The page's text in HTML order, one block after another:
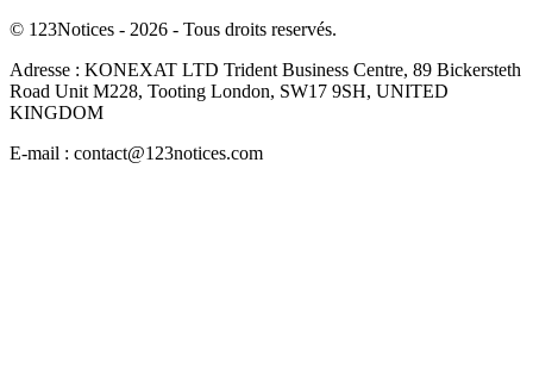
© 123Notices - 2026 - Tous droits reservés.
Adresse : KONEXAT LTD Trident Business Centre, 89 Bickersteth
Road Unit M228, Tooting London, SW17 9SH, UNITED
KINGDOM
E-mail : contact@123notices.com